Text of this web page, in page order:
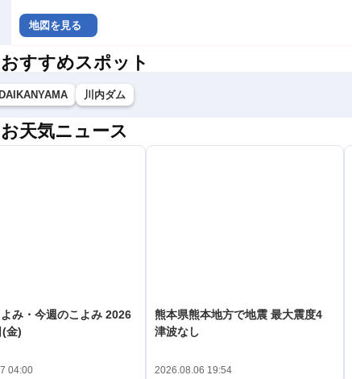
地図を見る
すすめスポット
川内ダム
天気ニュース
み・今週のこよみ 2026
金)
04:00
熊本県熊本地方で地震 最大震度4
津波なし
2026.08.06 19:54